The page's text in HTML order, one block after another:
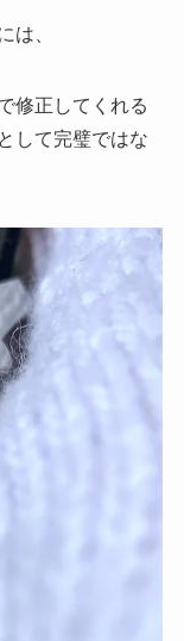
は、
修正してくれる
して完璧ではな